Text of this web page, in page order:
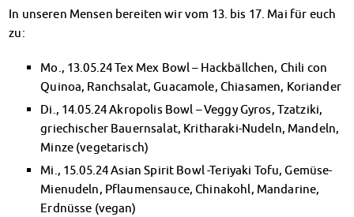
Heute in unseren Mensen
JoGo – Studibar + Eventspace
Mensa-FAQs
CampusCatering
MensaFeedback
AnsprechpartnerInnen
Wohnen
Wohnheime im Überblick
Wohnheime in Magdeburg
Wohnheime in Wernigerode
In unseren Mensen bereiten wir vom 13. bis 17. Mai für euch
zu:
Mo., 13.05.24 Tex Mex Bowl – Hackbällchen, Chili con
Quinoa, Ranchsalat, Guacamole, Chiasamen, Koriander
Di., 14.05.24 Akropolis Bowl – Veggy Gyros, Tzatziki,
griechischer Bauernsalat, Kritharaki-Nudeln, Mandeln,
Minze (vegetarisch)
Mi., 15.05.24 Asian Spirit Bowl -Teriyaki Tofu, Gemüse-
Mienudeln, Pflaumensauce, Chinakohl, Mandarine,
Erdnüsse (vegan)